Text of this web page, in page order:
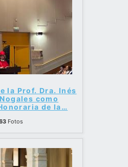
la Prof. Dra. Inés
como
de la…
Fotos